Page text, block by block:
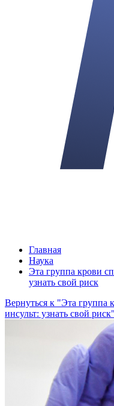
Главная
Наука
Эта группа крови
узнать свой риск
Вернуться к "Эта группа
инсульт: узнать свой риск"